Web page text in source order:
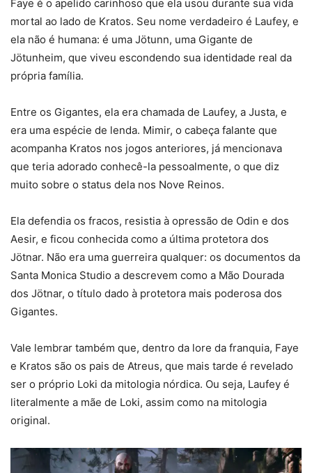
Faye é o apelido carinhoso que ela usou durante sua vida
mortal ao lado de Kratos. Seu nome verdadeiro é Laufey, e
ela não é humana: é uma Jötunn, uma Gigante de
Jötunheim, que viveu escondendo sua identidade real da
própria família.
Entre os Gigantes, ela era chamada de Laufey, a Justa, e
era uma espécie de lenda. Mimir, o cabeça falante que
acompanha Kratos nos jogos anteriores, já mencionava
que teria adorado conhecê-la pessoalmente, o que diz
muito sobre o status dela nos Nove Reinos.
Ela defendia os fracos, resistia à opressão de Odin e dos
Aesir, e ficou conhecida como a última protetora dos
Jötnar. Não era uma guerreira qualquer: os documentos da
Santa Monica Studio a descrevem como a Mão Dourada
dos Jötnar, o título dado à protetora mais poderosa dos
Gigantes.
Vale lembrar também que, dentro da lore da franquia, Faye
e Kratos são os pais de Atreus, que mais tarde é revelado
ser o próprio Loki da mitologia nórdica. Ou seja, Laufey é
literalmente a mãe de Loki, assim como na mitologia
original.